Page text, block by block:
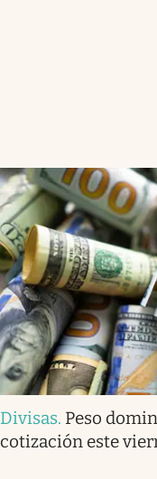
Divisas. Peso
cotización este